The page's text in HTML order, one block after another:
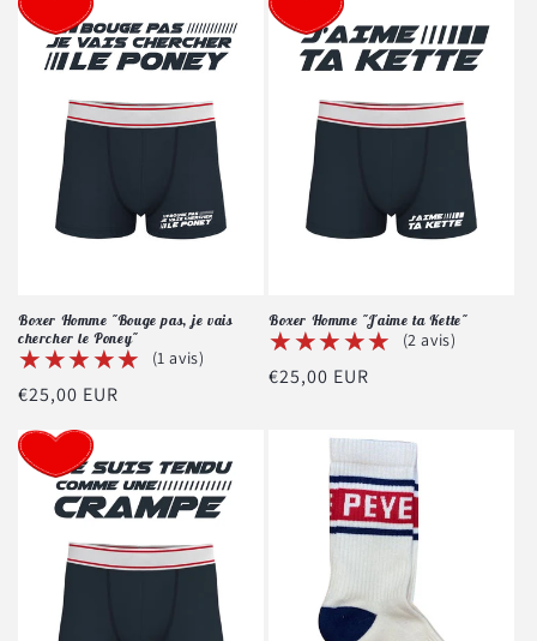
Boxer Homme "Bouge pas, je vais
chercher le Poney"
★★★★★
★★★★★ (1 avis)
Prix
€25,00 EUR
Boxer Homme "J'aime ta Kette"
★★★★★
★★★★★ (2 avis)
Prix
€25,00 EUR